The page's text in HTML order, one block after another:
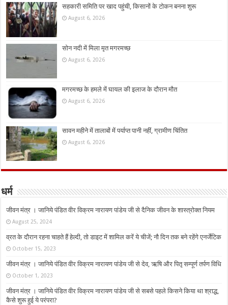
सहकारी समिति पर खाद पहुंची, किसानों के टोकन बनना शुरू
August 6, 2026
सोन नदी में मिला मृत मगरमच्छ
August 6, 2026
मगरमच्छ के हमले में घायल की इलाज के दौरान मौत
August 6, 2026
सावन महीने में तालाबों में पर्याप्त पानी नहीं, ग्रामीण चिंतित
August 6, 2026
धर्म
जीवन मंत्र । जानिये पंडित वीर विक्रम नारायण पांडेय जी से दैनिक जीवन के शास्त्रोक्त नियम
August 25, 2024
व्रत के दौरान रहना चाहते हैं हेल्दी, तो डाइट में शामिल करें ये चीजें; नौ दिन तक बने रहेंगे एनर्जेटिक
October 15, 2023
जीवन मंत्र । जानिये पंडित वीर विक्रम नारायण पांडेय जी से देव, ऋषि और पितृ सम्पूर्ण तर्पण विधि
October 1, 2023
जीवन मंत्र । जानिये पंडित वीर विक्रम नारायण पांडेय जी से सबसे पहले किसने किया था श्राद्ध,
कैसे शुरू हुई ये परंपरा?